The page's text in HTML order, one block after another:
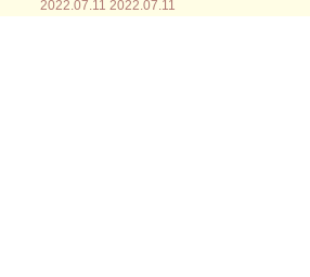
2022.07.11 2022.07.11